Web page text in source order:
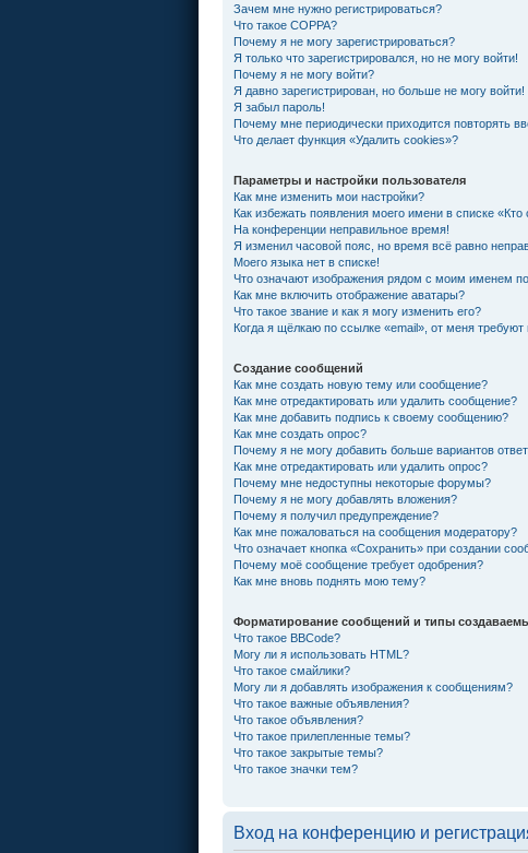
Зачем мне нужно регистрироваться?
Что такое COPPA?
Почему я не могу зарегистрироваться?
Я только что зарегистрировался, но не могу войти!
Почему я не могу войти?
Я давно зарегистрирован, но больше не могу войти!
Я забыл пароль!
Почему мне периодически приходится повторять
Что делает функция «Удалить cookies»?
Параметры и настройки пользователя
Как мне изменить мои настройки?
Как избежать появления моего имени в списке
На конференции неправильное время!
Я изменил часовой пояс, но время всё равно
Моего языка нет в списке!
Что означают изображения рядом с моим именем
Как мне включить отображение аватары?
Что такое звание и как я могу изменить его?
Когда я щёлкаю по ссылке «email», от меня
Создание сообщений
Как мне создать новую тему или сообщение?
Как мне отредактировать или удалить сообщение?
Как мне добавить подпись к своему сообщению?
Как мне создать опрос?
Почему я не могу добавить больше вариантов
Как мне отредактировать или удалить опрос?
Почему мне недоступны некоторые форумы?
Почему я не могу добавлять вложения?
Почему я получил предупреждение?
Как мне пожаловаться на сообщения модератору?
Что означает кнопка «Сохранить» при создании
Почему моё сообщение требует одобрения?
Как мне вновь поднять мою тему?
Форматирование сообщений и типы
Что такое BBCode?
Могу ли я использовать HTML?
Что такое смайлики?
Могу ли я добавлять изображения к сообщениям?
Что такое важные объявления?
Что такое объявления?
Что такое прилепленные темы?
Что такое закрытые темы?
Что такое значки тем?
Вход на конференцию и